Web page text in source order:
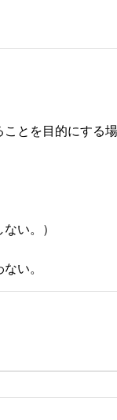
とを目的にする
い。）
い。